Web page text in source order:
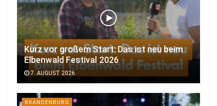
Kurz vor großem Start: Das ist neu beim
Elbenwald Festival 2026
7. AUGUST 2026
BRANDENBURG